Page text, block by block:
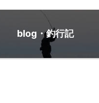
blog・釣行記